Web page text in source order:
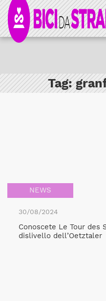
Tag:
NEWS
30/08/2024
Conoscete Le Tour des
dislivello dell’Oetztaler